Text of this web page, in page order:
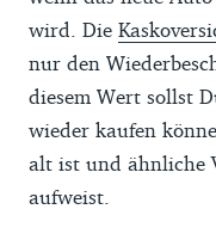
wird. Die
nur den
diesem Wert sollst
wieder kaufen
alt ist und ähnliche
aufweist.